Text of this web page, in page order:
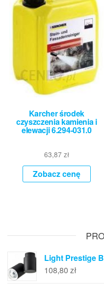
Karcher środek
czyszczenia kamienia i
elewacji 6.294-031.0
63,87 zł
Zobacz cenę
Light Prestige
108,80 zł